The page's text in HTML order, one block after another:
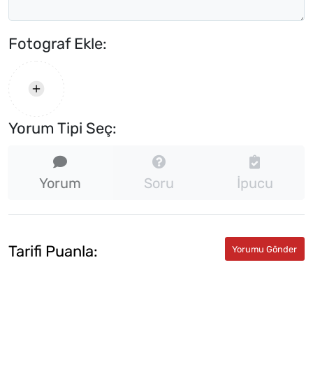
Fotograf Ekle:
Yorum Tipi Seç:
Yorum Soru İpucu
Tarifi Puanla: